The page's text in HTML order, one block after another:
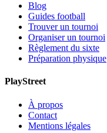
Blog
Guides football
Trouver un tournoi
Organiser un tournoi
Règlement du sixte
Préparation physique
PlayStreet
À propos
Contact
Mentions légales